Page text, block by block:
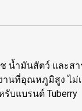
ำมันสัตว์ และสา
านที่อุณหภูมิสูง ไม่
บแบรนด์ Tuberry